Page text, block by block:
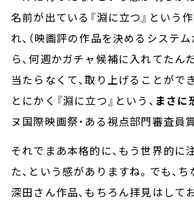
名前が出ている『淵に立つ』という
れ、（映画評の作品を決めるシステ
ら、何週かガチャ候補に入れてたん
当たらなくて、取り上げることがで
とにかく『淵に立つ』という、 まさに
ヌ国際映画祭・ある視点部門審査員
それでまあ本格的に、もう世界的に
た、という感がありますね。でも、ち
深田さん作品、もちろん拝見はして